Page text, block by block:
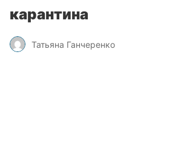
карантина
Татьяна Ганчеренко